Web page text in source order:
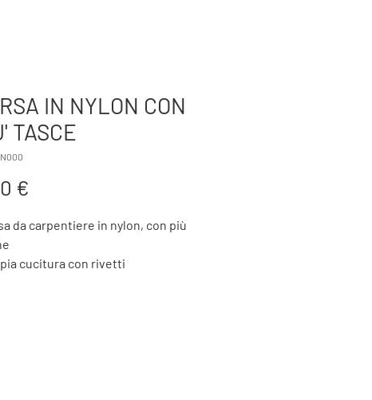
IN NYLON CON
TASCE
€
da carpentiere in nylon, con più
cucitura con rivetti